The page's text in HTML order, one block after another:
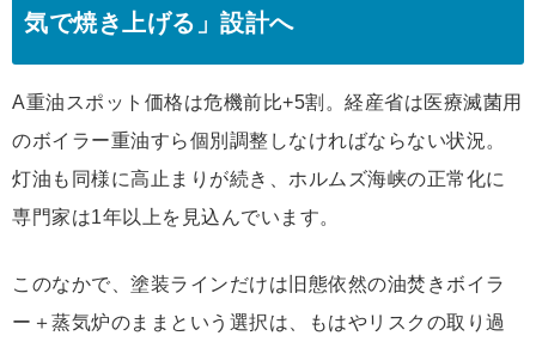
気で焼き上げる」設計へ
A重油スポット価格は危機前比+5割。経産省は医療滅菌用
のボイラー重油すら個別調整しなければならない状況。
灯油も同様に高止まりが続き、ホルムズ海峡の正常化に
専門家は1年以上を見込んでいます。
このなかで、塗装ラインだけは旧態依然の油焚きボイラ
ー＋蒸気炉のままという選択は、もはやリスクの取り過